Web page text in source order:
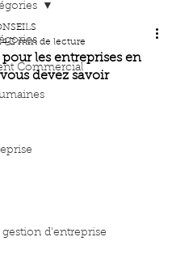
Commercial
gestion d'entreprise
les entreprises en
devez savoir
2 min de lecture